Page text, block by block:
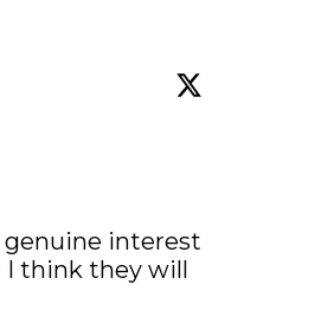
genuine interest
I think they will